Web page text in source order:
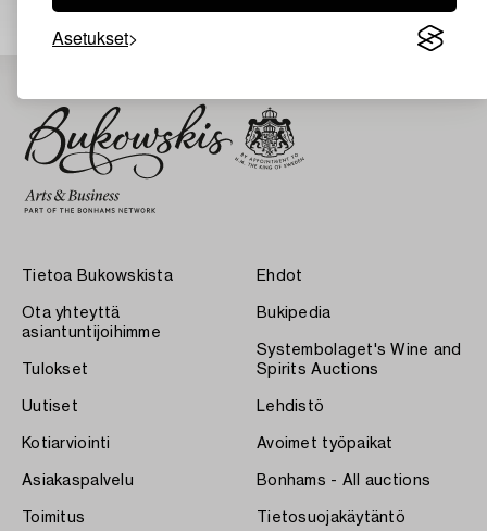
Asetukset
Tietoa Bukowskista
Ota yhteyttä
asiantuntijoihimme
Tulokset
Uutiset
Kotiarviointi
Asiakaspalvelu
Toimitus
Ehdot
Bukipedia
Systembolaget's Wine and
Spirits Auctions
Lehdistö
Avoimet työpaikat
Bonhams - All auctions
Tietosuojakäytäntö